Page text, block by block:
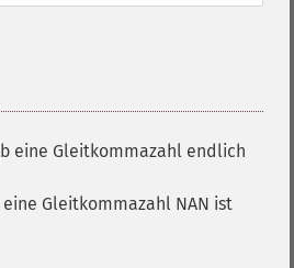
eine Gleitkommazahl endlich
Gleitkommazahl NAN ist